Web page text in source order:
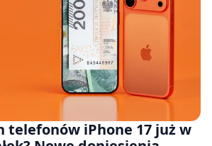
telefonów iPhone 17 już w